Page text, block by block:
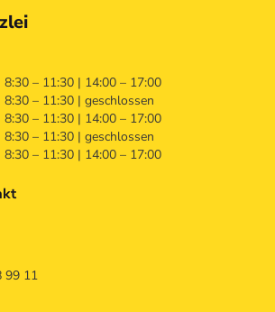
8:30 – 11:30 | 14:00 – 17:00
8:30 – 11:30 | geschlossen
8:30 – 11:30 | 14:00 – 17:00
8:30 – 11:30 | geschlossen
8:30 – 11:30 | 14:00 – 17:00
99 11